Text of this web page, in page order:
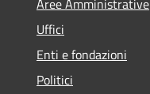
Uffici
Enti e fondazioni
Politici